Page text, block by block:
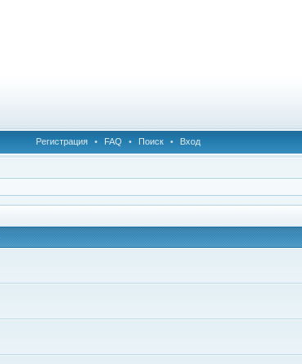
Регистрация • FAQ • Поиск • Вход